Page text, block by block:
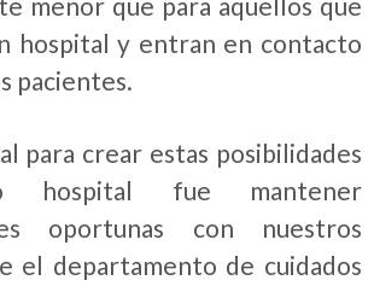
hospital y entran en contacto
pacientes.
para crear estas posibilidades
hospital fue mantener
oportunas con nuestros
el departamento de cuidados